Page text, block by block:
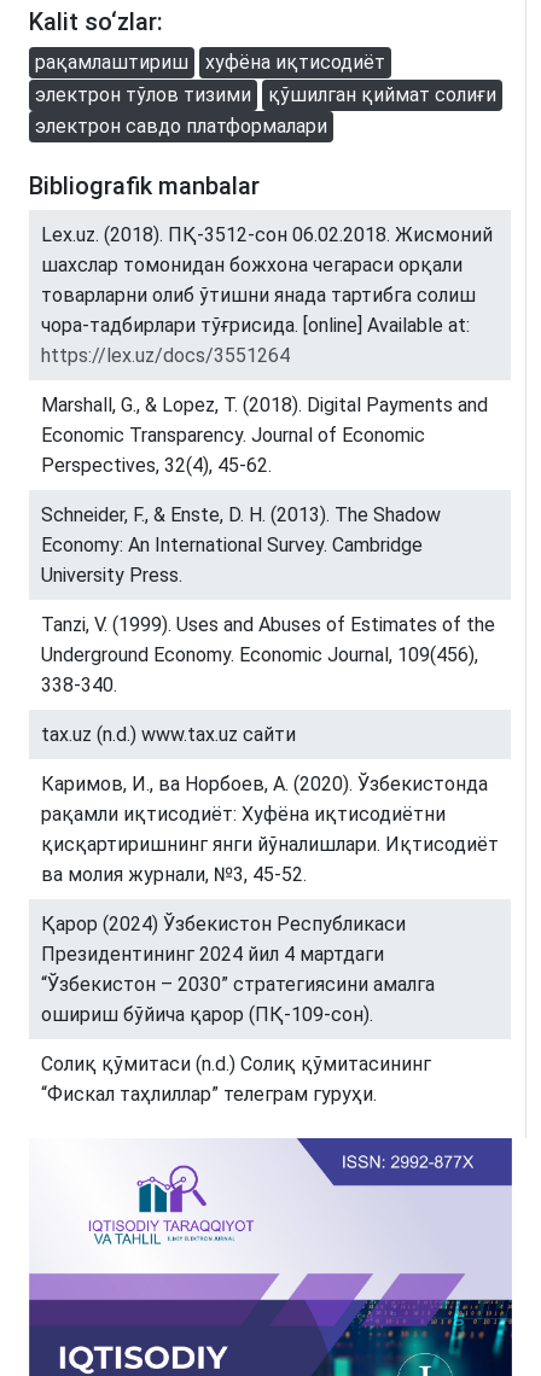
Kalit so‘zlar:
рақамлаштириш
хуфёна иқтисодиёт
электрон тўлов тизими
қўшилган қиймат солиғи
электрон савдо платформалари
Bibliografik manbalar
Lex.uz. (2018). ПҚ-3512-сон 06.02.2018. Жисмоний
шахслар томонидан божхона чегараси орқали
товарларни олиб ўтишни янада тартибга солиш
чора-тадбирлари тўғрисида. [online] Available at:
https://lex.uz/docs/3551264
Marshall, G., & Lopez, T. (2018). Digital Payments and
Economic Transparency. Journal of Economic
Perspectives, 32(4), 45-62.
Schneider, F., & Enste, D. H. (2013). The Shadow
Economy: An International Survey. Cambridge
University Press.
Tanzi, V. (1999). Uses and Abuses of Estimates of the
Underground Economy. Economic Journal, 109(456),
338-340.
tax.uz (n.d.) www.tax.uz сайти
Каримов, И., ва Норбоев, А. (2020). Ўзбекистонда
рақамли иқтисодиёт: Хуфёна иқтисодиётни
қисқартиришнинг янги йўналишлари. Иқтисодиёт
ва молия журнали, №3, 45-52.
Қарор (2024) Ўзбекистон Республикаси
Президентининг 2024 йил 4 мартдаги
“Ўзбекистон – 2030” стратегиясини амалга
ошириш бўйича қарор (ПҚ-109-сон).
Солиқ қўмитаси (n.d.) Солиқ қўмитасининг
“Фискал таҳлиллар” телеграм гуруҳи.